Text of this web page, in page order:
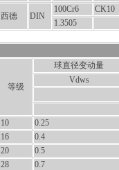
西德 DIN
100Cr6
CK10
1.3505
等级
球直径变动量
Vdws
10
0.25
16
0.4
20
0.5
28
0.7